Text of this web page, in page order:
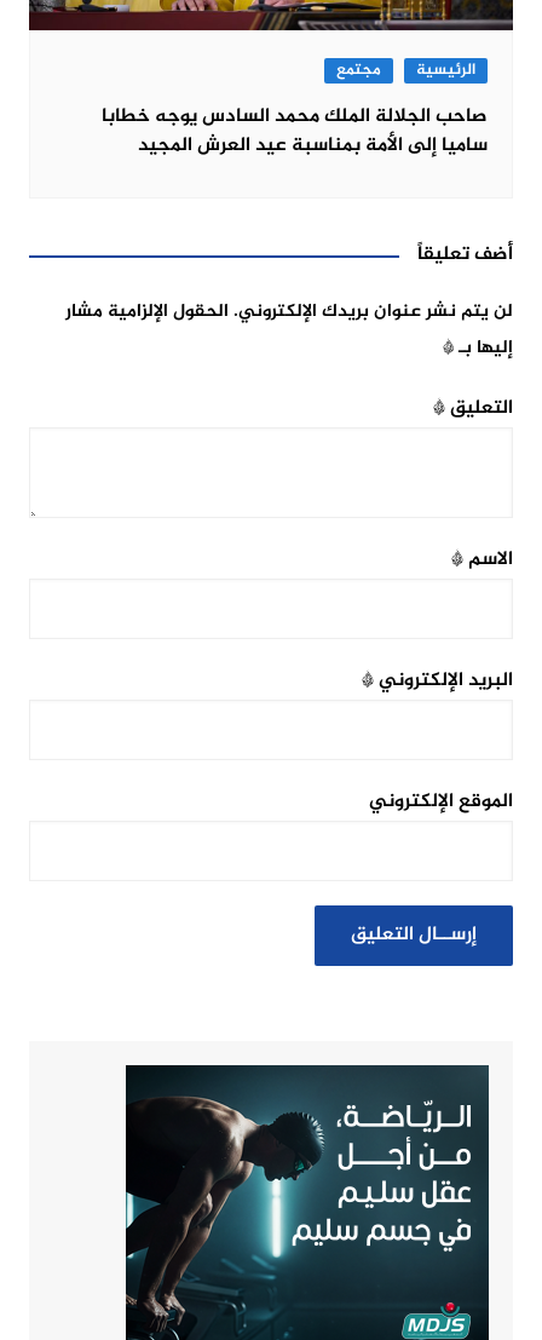
الرئيسية مجتمع
صاحب الجلالة الملك محمد السادس يوجه خطابا
ساميا إلى الأمة بمناسبة عيد العرش المجيد
أضف تعليقاً
لن يتم نشر عنوان بريدك الإلكتروني. الحقول الإلزامية مشار
إليها بـ*
التعليق*
الاسم*
البريد الإلكتروني*
الموقع الإلكتروني